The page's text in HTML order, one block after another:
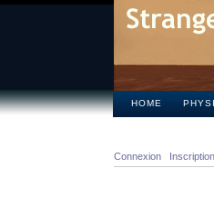
HOME
Connexion Inscription